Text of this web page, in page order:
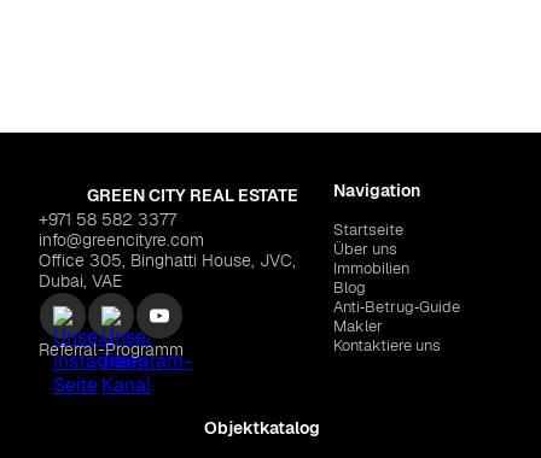
GREEN CITY REAL ESTATE
+971 58 582 3377
info@greencityre.com
Office 305, Binghatti House, JVC,
Dubai, VAE
Referral-Programm
Navigation
Startseite
Über uns
Immobilien
Blog
Anti‑Betrug‑Guide
Makler
Kontaktiere uns
Objektkatalog